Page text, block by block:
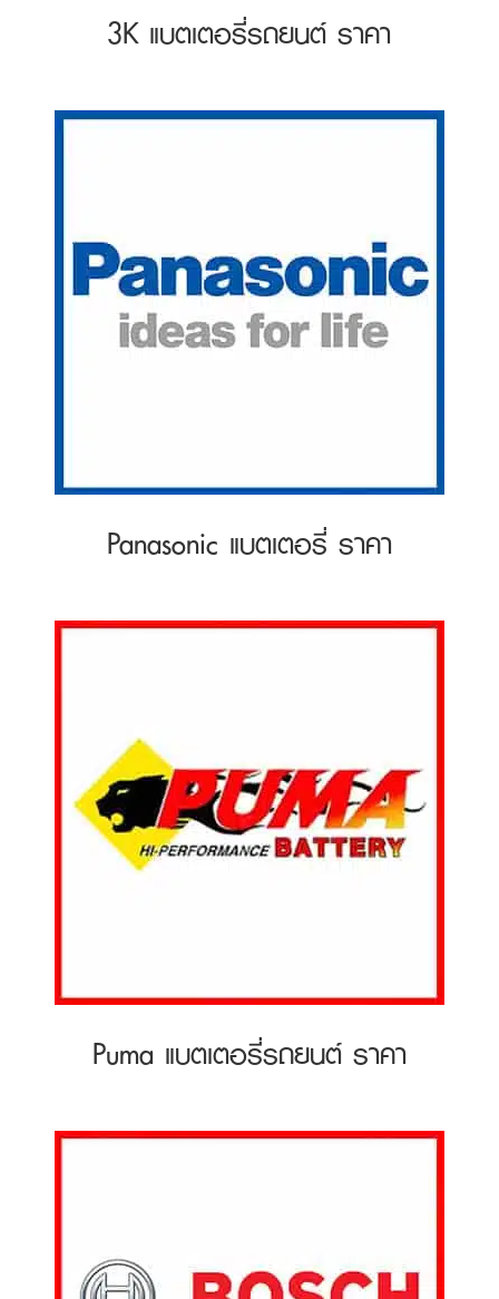
3K แบตเตอรี่รถยนต์ ราคา
Panasonic แบตเตอรี่ ราคา
Puma แบตเตอรี่รถยนต์ ราคา